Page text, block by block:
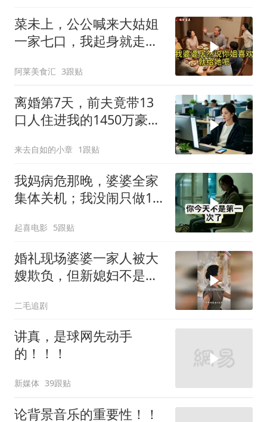
菜未上，公公喊来大姑姐
一家七口，我起身就走，
阿莱美食汇 3跟贴
离婚第7天，前夫竟带13
口人住进我的1450万豪
来去自如的小章 1跟贴
我妈病危那晚，婆婆全家
集体关机；我没闹只做1
你是不是疯了？
起喜电影 5跟贴
婚礼现场婆婆一家人被大
嫂欺负，但新媳妇不是好
二毛追剧
讲真，是球网先动手
的！！！
新媒体 39跟贴
论背景音乐的重要性！！